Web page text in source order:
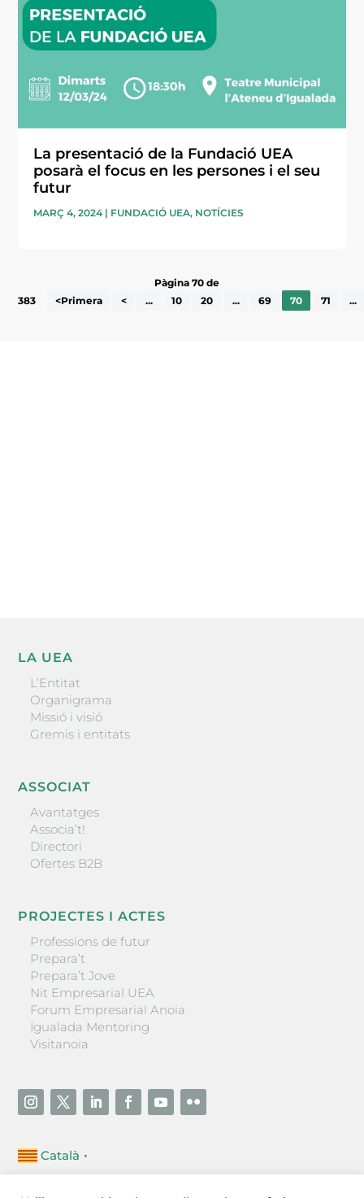
La presentació de la Fundació UEA
posarà el focus en les persones i el seu
futur
MARÇ 4, 2024 | FUNDACIÓ UEA, NOTÍCIES
Pàgina 70 de
383
<Primera < ... 10 20 ... 69 70 71 ...
LA UEA
L’Entitat
Organigrama
Missió i visió
Gremis i entitats
ASSOCIAT
Avantatges
Associa’t!
Directori
Ofertes B2B
PROJECTES I ACTES
Professions de futur
Prepara’t
Prepara’t Jove
Nit Empresarial UEA
Forum Empresarial Anoia
Igualada Mentoring
Visitanoia
Català ▼